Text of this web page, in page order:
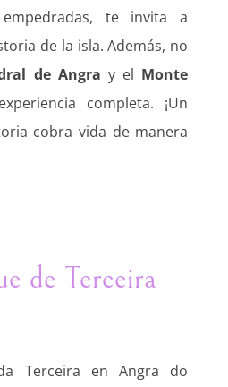
te invita a
de la isla. Además, no
de Angra y el Monte
completa. ¡Un
cobra vida de manera
de Terceira
Terceira en Angra do